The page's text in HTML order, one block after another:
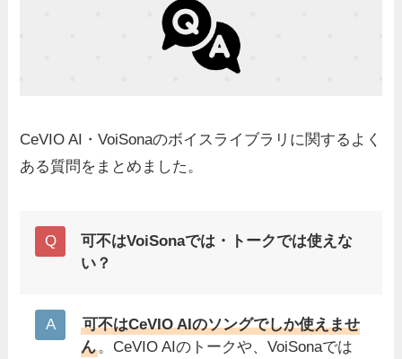
CeVIO AI・VoiSonaのボイスライブラリに関するよく
ある質問をまとめました。
可不はVoiSonaでは・トークでは使えな
い？
可不はCeVIO AIのソングでしか使えませ
ん。CeVIO AIのトークや、VoiSonaでは